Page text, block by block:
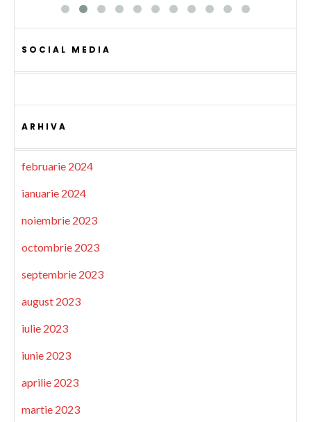
SOCIAL MEDIA
ARHIVA
februarie 2024
ianuarie 2024
noiembrie 2023
octombrie 2023
septembrie 2023
august 2023
iulie 2023
iunie 2023
aprilie 2023
martie 2023